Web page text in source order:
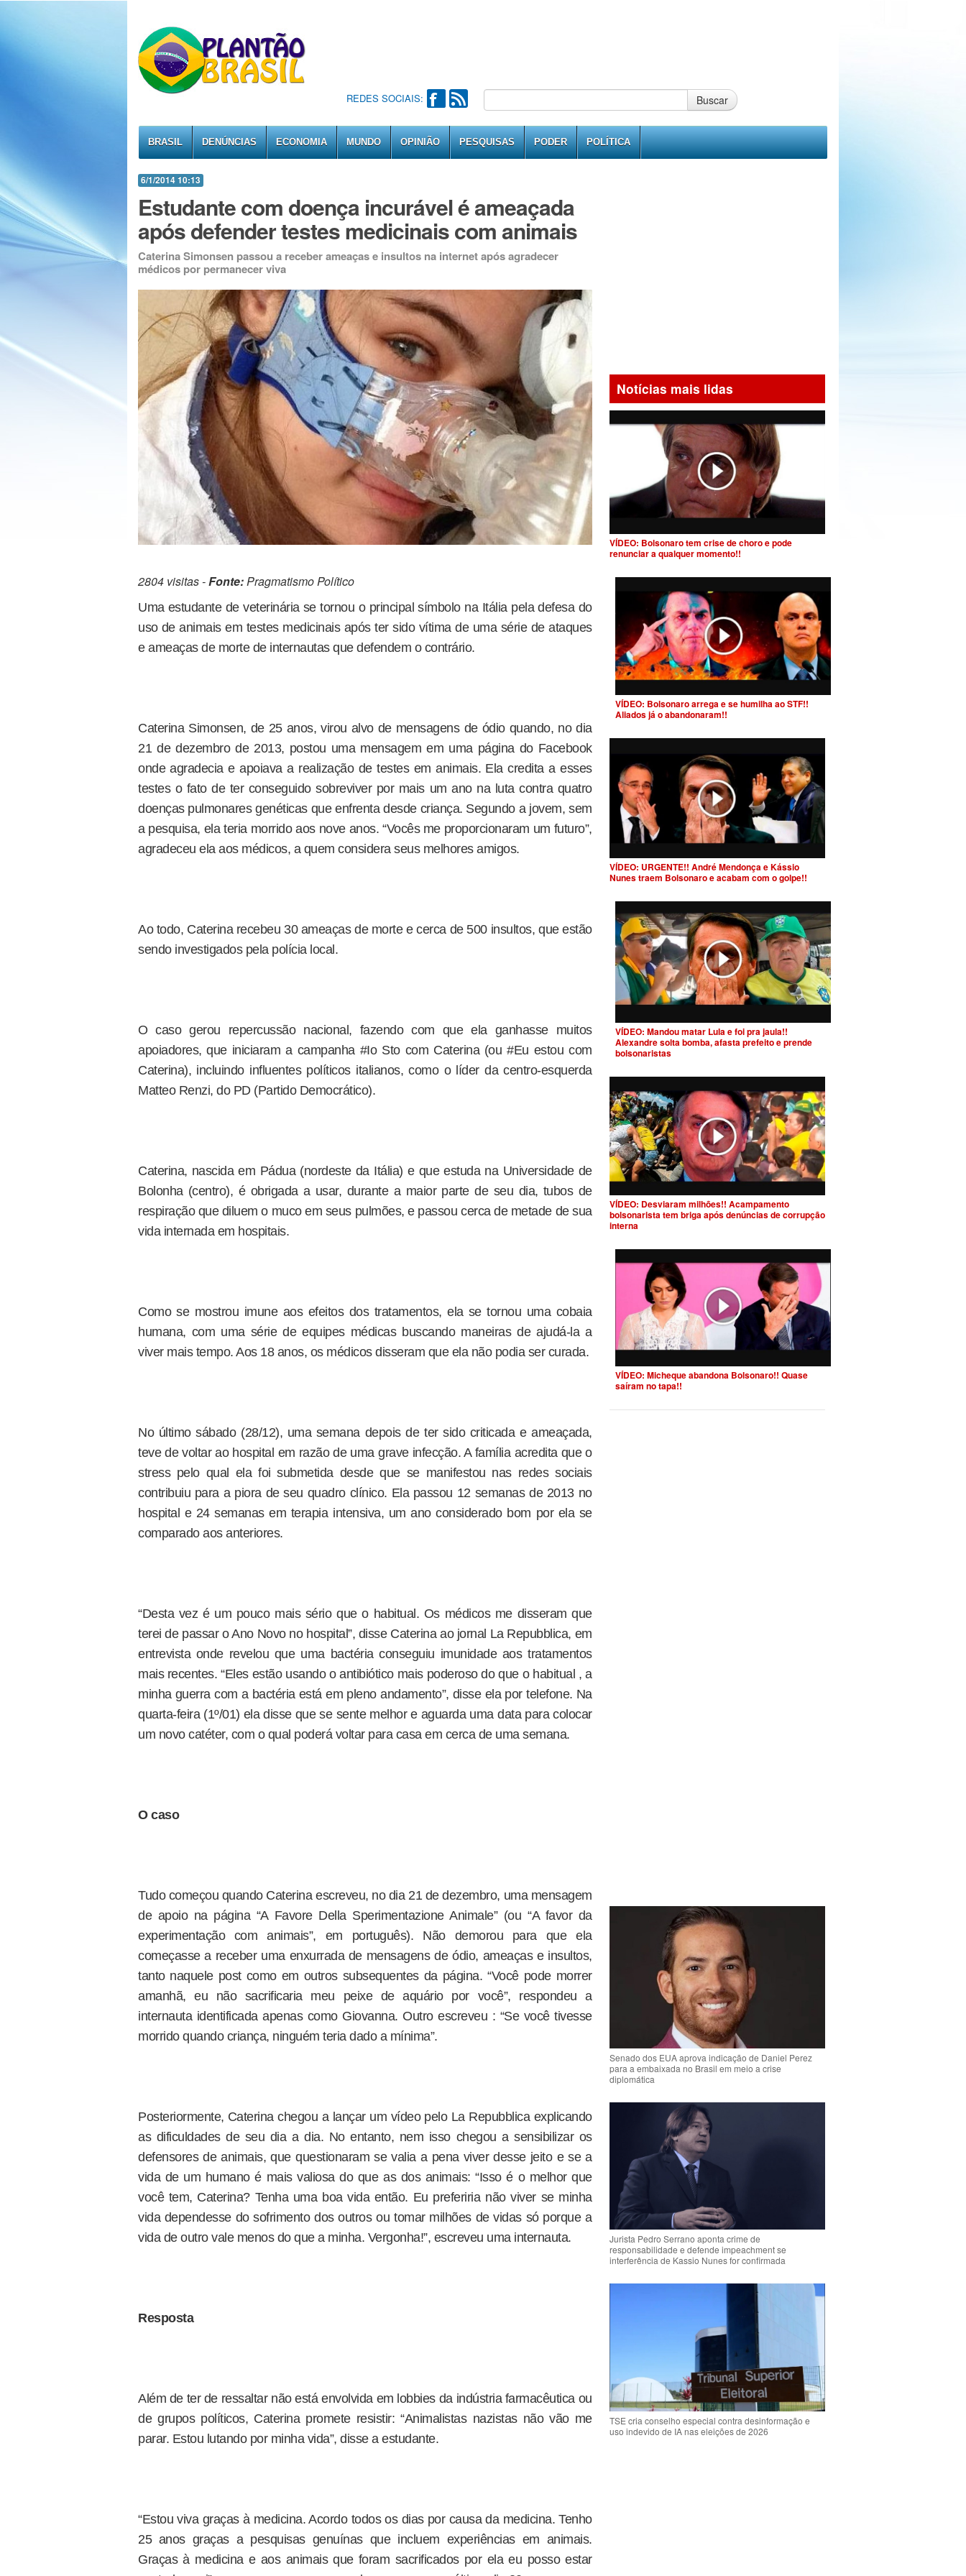
REDES SOCIAIS: Buscar
BRASIL DENÚNCIAS ECONOMIA MUNDO OPINIÃO PESQUISAS PODER POLÍTICA
6/1/2014 10:13
Estudante com doença incurável é ameaçada
após defender testes medicinais com animais
Caterina Simonsen passou a receber ameaças e insultos na internet após agradecer
médicos por permanecer viva
2804 visitas -Fonte:Pragmatismo Político
Uma estudante de veterinária se tornou o principal símbolo na Itália pela defesa do
uso de animais em testes medicinais após ter sido vítima de uma série de ataques
e ameaças de morte de internautas que defendem o contrário.
Caterina Simonsen, de 25 anos, virou alvo de mensagens de ódio quando, no dia
21 de dezembro de 2013, postou uma mensagem em uma página do Facebook
onde agradecia e apoiava a realização de testes em animais. Ela credita a esses
testes o fato de ter conseguido sobreviver por mais um ano na luta contra quatro
doenças pulmonares genéticas que enfrenta desde criança. Segundo a jovem, sem
a pesquisa, ela teria morrido aos nove anos. “Vocês me proporcionaram um futuro”,
agradeceu ela aos médicos, a quem considera seus melhores amigos.
Ao todo, Caterina recebeu 30 ameaças de morte e cerca de 500 insultos, que estão
sendo investigados pela polícia local.
O caso gerou repercussão nacional, fazendo com que ela ganhasse muitos
apoiadores, que iniciaram a campanha #Io Sto com Caterina (ou #Eu estou com
Caterina), incluindo influentes políticos italianos, como o líder da centro-esquerda
Matteo Renzi, do PD (Partido Democrático).
Caterina, nascida em Pádua (nordeste da Itália) e que estuda na Universidade de
Bolonha (centro), é obrigada a usar, durante a maior parte de seu dia, tubos de
respiração que diluem o muco em seus pulmões, e passou cerca de metade de sua
vida internada em hospitais.
Como se mostrou imune aos efeitos dos tratamentos, ela se tornou uma cobaia
humana, com uma série de equipes médicas buscando maneiras de ajudá-la a
viver mais tempo. Aos 18 anos, os médicos disseram que ela não podia ser curada.
No último sábado (28/12), uma semana depois de ter sido criticada e ameaçada,
teve de voltar ao hospital em razão de uma grave infecção. A família acredita que o
stress pelo qual ela foi submetida desde que se manifestou nas redes sociais
contribuiu para a piora de seu quadro clínico. Ela passou 12 semanas de 2013 no
hospital e 24 semanas em terapia intensiva, um ano considerado bom por ela se
comparado aos anteriores.
“Desta vez é um pouco mais sério que o habitual. Os médicos me disseram que
terei de passar o Ano Novo no hospital”, disse Caterina ao jornal La Repubblica, em
entrevista onde revelou que uma bactéria conseguiu imunidade aos tratamentos
mais recentes. “Eles estão usando o antibiótico mais poderoso do que o habitual , a
minha guerra com a bactéria está em pleno andamento”, disse ela por telefone. Na
quarta-feira (1º/01) ela disse que se sente melhor e aguarda uma data para colocar
um novo catéter, com o qual poderá voltar para casa em cerca de uma semana.
O caso
Tudo começou quando Caterina escreveu, no dia 21 de dezembro, uma mensagem
de apoio na página “A Favore Della Sperimentazione Animale” (ou “A favor da
experimentação com animais”, em português). Não demorou para que ela
começasse a receber uma enxurrada de mensagens de ódio, ameaças e insultos,
tanto naquele post como em outros subsequentes da página. “Você pode morrer
amanhã, eu não sacrificaria meu peixe de aquário por você”, respondeu a
internauta identificada apenas como Giovanna. Outro escreveu : “Se você tivesse
morrido quando criança, ninguém teria dado a mínima”.
Posteriormente, Caterina chegou a lançar um vídeo pelo La Repubblica explicando
as dificuldades de seu dia a dia. No entanto, nem isso chegou a sensibilizar os
defensores de animais, que questionaram se valia a pena viver desse jeito e se a
vida de um humano é mais valiosa do que as dos animais: “Isso é o melhor que
você tem, Caterina? Tenha uma boa vida então. Eu preferiria não viver se minha
vida dependesse do sofrimento dos outros ou tomar milhões de vidas só porque a
vida de outro vale menos do que a minha. Vergonha!”, escreveu uma internauta.
Resposta
Além de ter de ressaltar não está envolvida em lobbies da indústria farmacêutica ou
de grupos políticos, Caterina promete resistir: “Animalistas nazistas não vão me
parar. Estou lutando por minha vida”, disse a estudante.
“Estou viva graças à medicina. Acordo todos os dias por causa da medicina. Tenho
25 anos graças a pesquisas genuínas que incluem experiências em animais.
Graças à medicina e aos animais que foram sacrificados por ela eu posso estar
Notícias mais lidas
VÍDEO: Bolsonaro tem crise de choro e pode
renunciar a qualquer momento!!
VÍDEO: Bolsonaro arrega e se humilha ao STF!!
Aliados já o abandonaram!!
VÍDEO: URGENTE!! André Mendonça e Kássio
Nunes traem Bolsonaro e acabam com o golpe!!
VÍDEO: Mandou matar Lula e foi pra jaula!!
Alexandre solta bomba, afasta prefeito e prende
bolsonaristas
VÍDEO: Desviaram milhões!! Acampamento
bolsonarista tem briga após denúncias de corrupção
interna
VÍDEO: Micheque abandona Bolsonaro!! Quase
saíram no tapa!!
Senado dos EUA aprova indicação de Daniel Perez
para a embaixada no Brasil em meio a crise
diplomática
Jurista Pedro Serrano aponta crime de
responsabilidade e defende impeachment se
interferência de Kassio Nunes for confirmada
TSE cria conselho especial contra desinformação e
uso indevido de IA nas eleições de 2026